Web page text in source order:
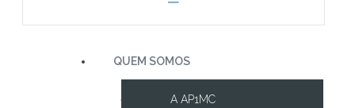
QUEM SOMOS
A AP1MC